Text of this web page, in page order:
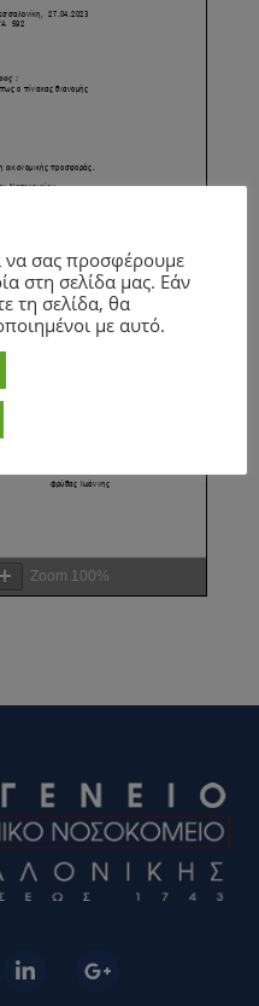
Zoom 100%
να σας προσφέρουμε
στη σελίδα μας. Εάν
τη σελίδα, θα
με αυτό.